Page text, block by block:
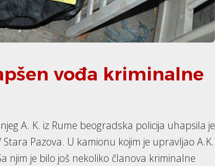
vođa kriminalne
A. K. iz Rume beogradska policija uhapsila je
Pazova. U kamionu kojim je upravljao A.K.
njim je bilo još nekoliko članova kriminalne